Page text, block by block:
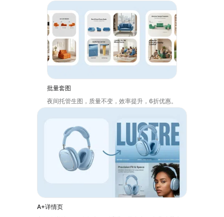
批量套图
夜间托管生图，质量不变，效率提升，6折优惠。
A+详情页